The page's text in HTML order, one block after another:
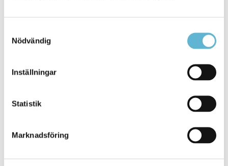
Nödvändig
Inställningar
Statistik
Marknadsföring
Postadress